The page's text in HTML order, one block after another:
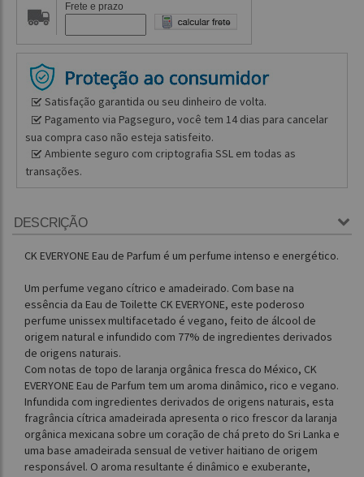
Frete e prazo
Satisfação garantida ou seu dinheiro de volta.
Pagamento via Pagseguro, você tem 14 dias para cancelar
sua compra caso não esteja satisfeito.
Ambiente seguro com criptografia SSL em todas as
transações.
DESCRIÇÃO
CK EVERYONE Eau de Parfum é um perfume intenso e energético.
Um perfume vegano cítrico e amadeirado. Com base na
essência da Eau de Toilette CK EVERYONE, este poderoso
perfume unissex multifacetado é vegano, feito de álcool de
origem natural e infundido com 77% de ingredientes derivados
de origens naturais.
Com notas de topo de laranja orgânica fresca do México, CK
EVERYONE Eau de Parfum tem um aroma dinâmico, rico e vegano.
Infundida com ingredientes derivados de origens naturais, esta
fragrância cítrica amadeirada apresenta o rico frescor da laranja
orgânica mexicana sobre um coração de chá preto do Sri Lanka e
uma base amadeirada sensual de vetiver haitiano de origem
responsável. O aroma resultante é dinâmico e exuberante,